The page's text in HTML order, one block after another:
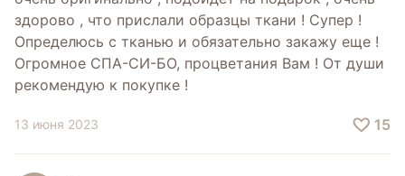
здорово , что прислали образцы ткани ! Супер !
Определюсь с тканью и обязательно закажу еще !
Огромное СПА-СИ-БО, процветания Вам ! От души
рекомендую к покупке !
13 июня 2023 15